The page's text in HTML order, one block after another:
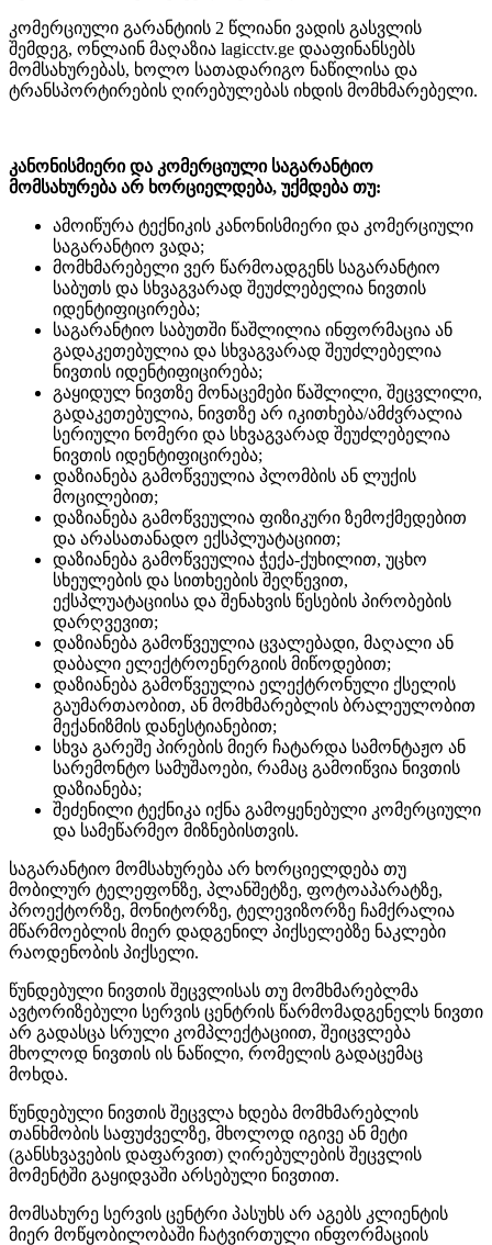
კომერციული გარანტიის 2 წლიანი ვადის გასვლის
შემდეგ, ონლაინ მაღაზია lagicctv.ge დააფინანსებს
მომსახურებას, ხოლო სათადარიგო ნაწილისა და
ტრანსპორტირების ღირებულებას იხდის მომხმარებელი.
კანონისმიერი და კომერციული საგარანტიო
მომსახურება არ ხორციელდება, უქმდება თუ:
ამოიწურა ტექნიკის კანონისმიერი და კომერციული
საგარანტიო ვადა;
მომხმარებელი ვერ წარმოადგენს საგარანტიო
საბუთს და სხვაგვარად შეუძლებელია ნივთის
იდენტიფიცირება;
საგარანტიო საბუთში წაშლილია ინფორმაცია ან
გადაკეთებულია და სხვაგვარად შეუძლებელია
ნივთის იდენტიფიცირება;
გაყიდულ ნივთზე მონაცემები წაშლილი, შეცვლილი,
გადაკეთებულია, ნივთზე არ იკითხება/ამძვრალია
სერიული ნომერი და სხვაგვარად შეუძლებელია
ნივთის იდენტიფიცირება;
დაზიანება გამოწვეულია პლომბის ან ლუქის
მოცილებით;
დაზიანება გამოწვეულია ფიზიკური ზემოქმედებით
და არასათანადო ექსპლუატაციით;
დაზიანება გამოწვეულია ჭექა-ქუხილით, უცხო
სხეულების და სითხეების შეღწევით,
ექსპლუატაციისა და შენახვის წესების პირობების
დარღვევით;
დაზიანება გამოწვეულია ცვალებადი, მაღალი ან
დაბალი ელექტროენერგიის მიწოდებით;
დაზიანება გამოწვეულია ელექტრონული ქსელის
გაუმართაობით, ან მომხმარებლის ბრალეულობით
მექანიზმის დანესტიანებით;
სხვა გარეშე პირების მიერ ჩატარდა სამონტაჟო ან
სარემონტო სამუშაოები, რამაც გამოიწვია ნივთის
დაზიანება;
შეძენილი ტექნიკა იქნა გამოყენებული კომერციული
და სამეწარმეო მიზნებისთვის.
საგარანტიო მომსახურება არ ხორციელდება თუ
მობილურ ტელეფონზე, პლანშეტზე, ფოტოაპარატზე,
პროექტორზე, მონიტორზე, ტელევიზორზე ჩამქრალია
მწარმოებლის მიერ დადგენილ პიქსელებზე ნაკლები
რაოდენობის პიქსელი.
წუნდებული ნივთის შეცვლისას თუ მომხმარებლმა
ავტორიზებული სერვის ცენტრის წარმომადგენელს ნივთი
არ გადასცა სრული კომპლექტაციით, შეიცვლება
მხოლოდ ნივთის ის ნაწილი, რომელის გადაცემაც
მოხდა.
წუნდებული ნივთის შეცვლა ხდება მომხმარებლის
თანხმობის საფუძველზე, მხოლოდ იგივე ან მეტი
(განსხვავების დაფარვით) ღირებულების შეცვლის
მომენტში გაყიდვაში არსებული ნივთით.
მომსახურე სერვის ცენტრი პასუხს არ აგებს კლიენტის
მიერ მოწყობილობაში ჩატვირთული ინფორმაციის